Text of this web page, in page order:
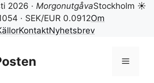
2026 · MorgonutgåvaStockholm ☀
· SEK/EUR 0.0912Om
KontaktNyhetsbrev
Meny